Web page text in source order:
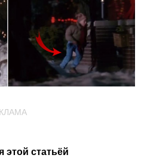
этой статьёй